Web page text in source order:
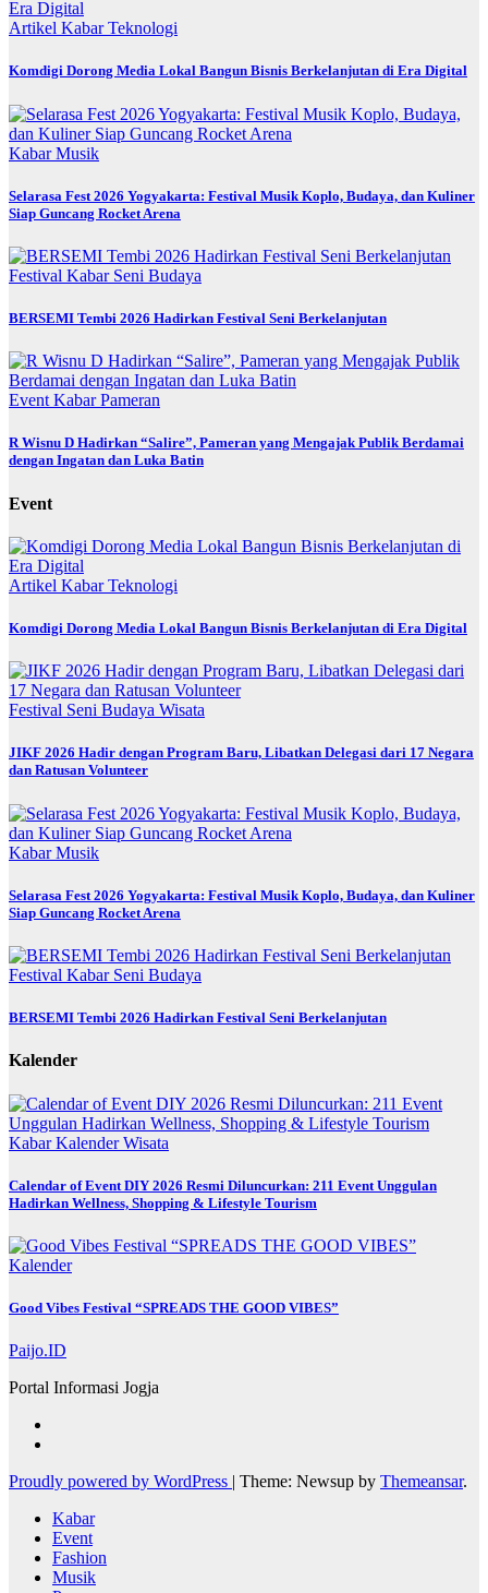
Artikel KabarTeknologi
Komdigi Dorong Media Lokal Bangun Bisnis Berkelanjutan di Era Digital
KabarMusik
Selarasa Fest 2026 Yogyakarta: Festival Musik Koplo, Budaya, dan Kuliner
Siap Guncang Rocket Arena
Festival Kabar Seni Budaya
BERSEMI Tembi 2026 Hadirkan Festival Seni Berkelanjutan
Event KabarPameran
R Wisnu D Hadirkan “Salire”, Pameran yang Mengajak Publik Berdamai
dengan Ingatan dan Luka Batin
Event
Artikel KabarTeknologi
Komdigi Dorong Media Lokal Bangun Bisnis Berkelanjutan di Era Digital
Festival Seni Budaya Wisata
JIKF 2026 Hadir dengan Program Baru, Libatkan Delegasi dari 17 Negara
dan Ratusan Volunteer
KabarMusik
Selarasa Fest 2026 Yogyakarta: Festival Musik Koplo, Budaya, dan Kuliner
Siap Guncang Rocket Arena
Festival Kabar Seni Budaya
BERSEMI Tembi 2026 Hadirkan Festival Seni Berkelanjutan
Kalender
KabarKalenderWisata
Calendar of Event DIY 2026 Resmi Diluncurkan: 211 Event Unggulan
Hadirkan Wellness, Shopping & Lifestyle Tourism
Kalender
Good Vibes Festival “SPREADS THE GOOD VIBES”
Paijo.ID
Portal Informasi Jogja
Proudly powered by WordPress | Theme: Newsup by Themeansar.
Kabar
Event
Fashion
Musik